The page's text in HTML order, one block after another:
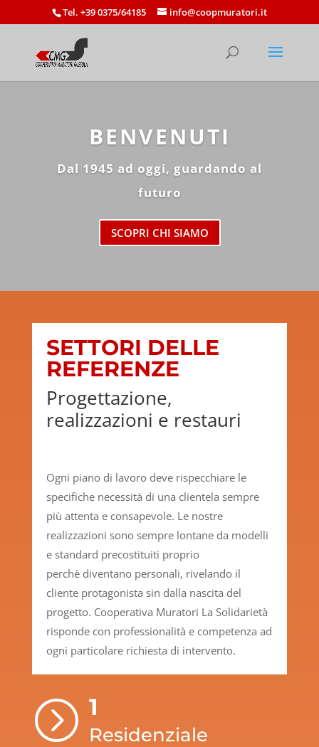
Tel. +39 0375/64185 info@coopmuratori.it
BENVENUTI
Dal 1945 ad oggi, guardando al
futuro
SCOPRI CHI SIAMO
SETTORI DELLE
REFERENZE
Progettazione,
realizzazioni e restauri
Ogni piano di lavoro deve rispecchiare le
specifiche necessità di una clientela sempre
più attenta e consapevole. Le nostre
realizzazioni sono sempre lontane da modelli
e standard precostituiti proprio
perchè diventano personali, rivelando il
cliente protagonista sin dalla nascita del
progetto. Cooperativa Muratori La Solidarietà
risponde con professionalità e competenza ad
ogni particolare richiesta di intervento.
= 1
Residenziale